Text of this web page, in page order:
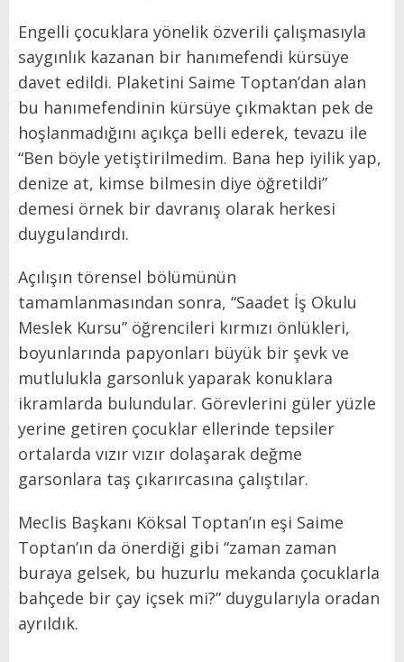
Engelli çocuklara yönelik özverili çalışmasıyla
saygınlık kazanan bir hanımefendi kürsüye
davet edildi. Plaketini Saime Toptan’dan alan
bu hanımefendinin kürsüye çıkmaktan pek de
hoşlanmadığını açıkça belli ederek, tevazu ile
“Ben böyle yetiştirilmedim. Bana hep iyilik yap,
denize at, kimse bilmesin diye öğretildi”
demesi örnek bir davranış olarak herkesi
duygulandırdı.
Açılışın törensel bölümünün
tamamlanmasından sonra, “Saadet İş Okulu
Meslek Kursu” öğrencileri kırmızı önlükleri,
boyunlarında papyonları büyük bir şevk ve
mutlulukla garsonluk yaparak konuklara
ikramlarda bulundular. Görevlerini güler yüzle
yerine getiren çocuklar ellerinde tepsiler
ortalarda vızır vızır dolaşarak değme
garsonlara taş çıkarırcasına çalıştılar.
Meclis Başkanı Köksal Toptan’ın eşi Saime
Toptan’ın da önerdiği gibi “zaman zaman
buraya gelsek, bu huzurlu mekanda çocuklarla
bahçede bir çay içsek mi?” duygularıyla oradan
ayrıldık.